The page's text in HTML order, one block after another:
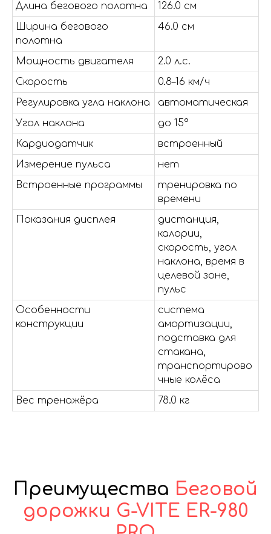
Длина бегового полотна
126.0 см
Ширина бегового
полотна
46.0 см
Мощность двигателя
2.0 л.с.
Скорость
0.8–16 км/ч
Регулировка угла наклона
автоматическая
Угол наклона
до 15°
Кардиодатчик
встроенный
Измерение пульса
нет
Встроенные программы
тренировка по
времени
Показания дисплея
дистанция,
калории,
скорость, угол
наклона, время в
целевой зоне,
пульс
Особенности
конструкции
система
амортизации,
подставка для
стакана,
транспортирово
чные колёса
Вес тренажёра
78.0 кг
Преимущества Беговой
дорожки G-VITE ER-980